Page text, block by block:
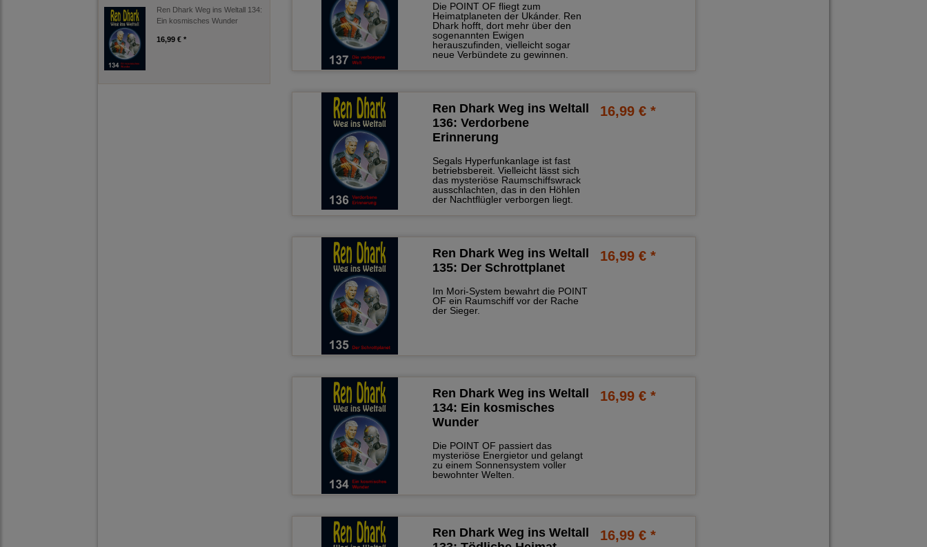
Ren Dhark Weg ins Weltall 134:
Ein kosmisches Wunder
16,99 € *
Die POINT OF fliegt zum
Heimatplaneten der Ukánder. Ren
Dhark hofft, dort mehr über den
sogenannten Ewigen
herauszufinden, vielleicht sogar
neue Verbündete zu gewinnen.
Ren Dhark Weg ins Weltall
136: Verdorbene
Erinnerung
Segals Hyperfunkanlage ist fast
betriebsbereit. Vielleicht lässt sich
das mysteriöse Raumschiffswrack
ausschlachten, das in den Höhlen
der Nachtflügler verborgen liegt.
16,99 € *
Ren Dhark Weg ins Weltall
135: Der Schrottplanet
Im Mori-System bewahrt die POINT
OF ein Raumschiff vor der Rache
der Sieger.
16,99 € *
Ren Dhark Weg ins Weltall
134: Ein kosmisches
Wunder
Die POINT OF passiert das
mysteriöse Energietor und gelangt
zu einem Sonnensystem voller
bewohnter Welten.
16,99 € *
Ren Dhark Weg ins Weltall
16,99 € *